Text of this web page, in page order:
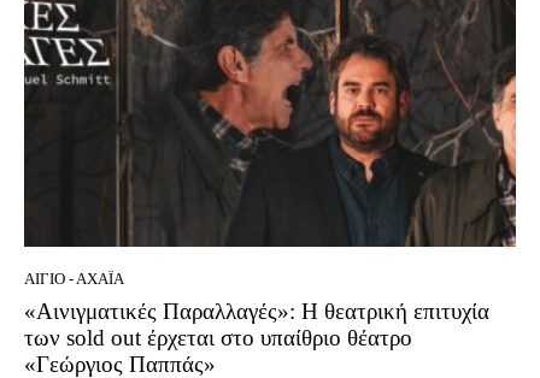
ΑΊΓΙΟ - ΑΧΑΪ́Α
«Αινιγματικές Παραλλαγές»: Η θεατρική επιτυχία
των sold out έρχεται στο υπαίθριο θέατρο
«Γεώργιος Παππάς»